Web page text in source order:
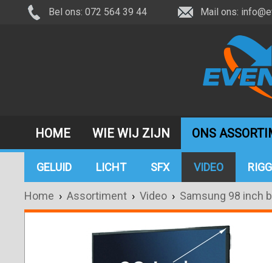
Bel ons: 072 564 39 44 Mail ons:
HOME WIE WIJ ZIJN ONS
GELUID LICHT SFX VIDEO
Home › Assortiment › Video › Samsung 98 inch